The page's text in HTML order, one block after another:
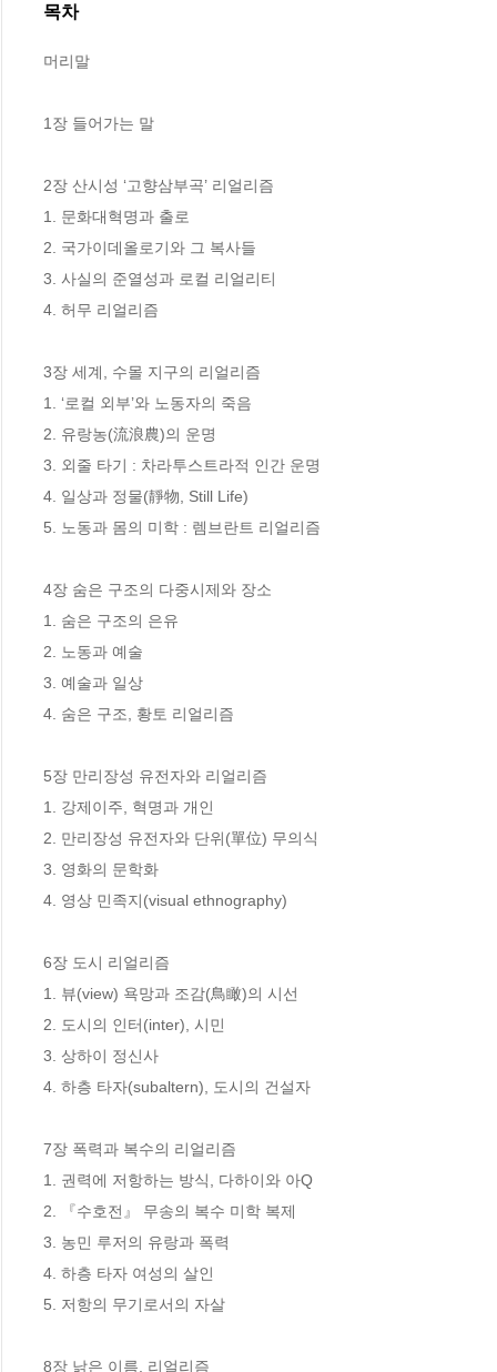
목차
머리말
1장 들어가는 말
2장 산시성 ‘고향삼부곡’ 리얼리즘
1. 문화대혁명과 출로
2. 국가이데올로기와 그 복사들
3. 사실의 준열성과 로컬 리얼리티
4. 허무 리얼리즘
3장 세계, 수몰 지구의 리얼리즘
1. ‘로컬 외부’와 노동자의 죽음
2. 유랑농(流浪農)의 운명
3. 외줄 타기 : 차라투스트라적 인간 운명
4. 일상과 정물(靜物, Still Life)
5. 노동과 몸의 미학 : 렘브란트 리얼리즘
4장 숨은 구조의 다중시제와 장소
1. 숨은 구조의 은유
2. 노동과 예술
3. 예술과 일상
4. 숨은 구조, 황토 리얼리즘
5장 만리장성 유전자와 리얼리즘
1. 강제이주, 혁명과 개인
2. 만리장성 유전자와 단위(單位) 무의식
3. 영화의 문학화
4. 영상 민족지(visual ethnography)
6장 도시 리얼리즘
1. 뷰(view) 욕망과 조감(鳥瞰)의 시선
2. 도시의 인터(inter), 시민
3. 상하이 정신사
4. 하층 타자(subaltern), 도시의 건설자
7장 폭력과 복수의 리얼리즘
1. 권력에 저항하는 방식, 다하이와 아Q
2. 『수호전』 무송의 복수 미학 복제
3. 농민 루저의 유랑과 폭력
4. 하층 타자 여성의 살인
5. 저항의 무기로서의 자살
8장 낡은 이름, 리얼리즘